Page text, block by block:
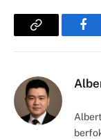
Copy